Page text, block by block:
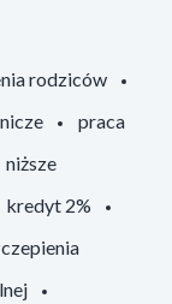
rodziców
praca
niższe
kredyt 2%